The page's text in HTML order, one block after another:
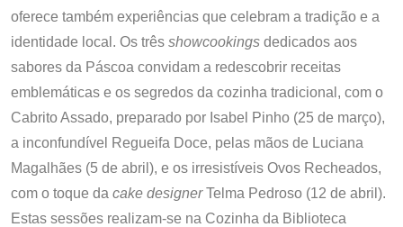
oferece também experiências que celebram a tradição e a
identidade local. Os três showcookings dedicados aos
sabores da Páscoa convidam a redescobrir receitas
emblemáticas e os segredos da cozinha tradicional, com o
Cabrito Assado, preparado por Isabel Pinho (25 de março),
a inconfundível Regueifa Doce, pelas mãos de Luciana
Magalhães (5 de abril), e os irresistíveis Ovos Recheados,
com o toque da cake designerTelma Pedroso (12 de abril).
Estas sessões realizam-se na Cozinha da Biblioteca